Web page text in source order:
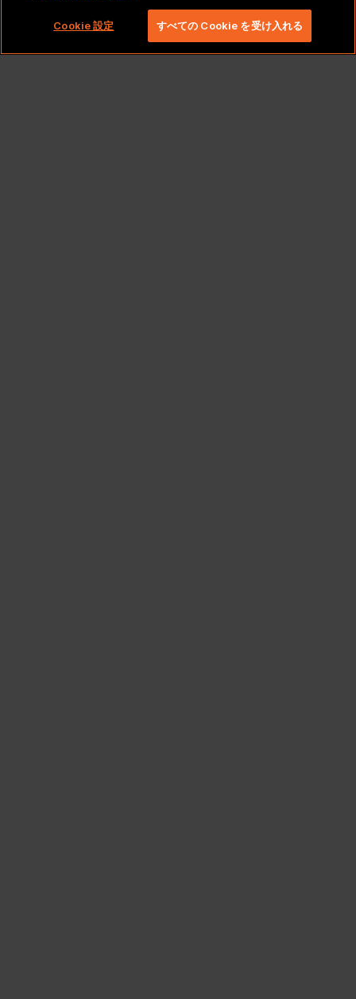
rights reserved。
Cookie 設定 すべての Cookie を受け入れる